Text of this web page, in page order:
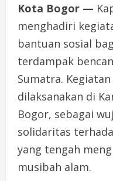
Kota Bogor —
menghadiri
bantuan sosial
terdampak
Sumatra.
dilaksanakan di
Bogor, sebagai
solidaritas
yang tengah
musibah alam.